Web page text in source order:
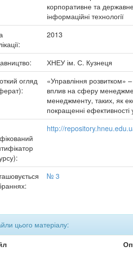
корпоративне та
інформаційні технології
2013
ХНЕУ ім. С. Кузнеця
огляд
«Управління розвитком»
вплив на сферу
менеджменту, таких, як
покращенні ефективності
http://
№ 3
цього матеріалу: